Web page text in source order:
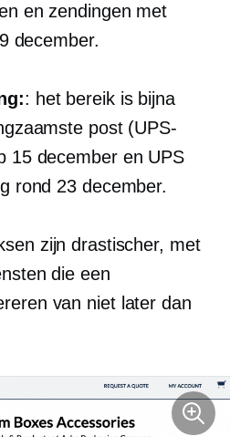
en zendingen met
december.
: het bereik is bijna
post (UPS-
15 december en UPS
rond 23 december.
zijn drastischer, met
die een
van niet later dan